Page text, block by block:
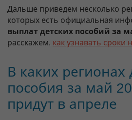
Дальше приведем несколько
которых есть официальная
выплат детских пособий за
расскажем, как узнавать сроки
В каких регионах
пособия за май
придут в апреле